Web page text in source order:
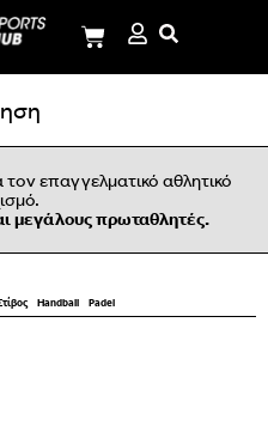
επαγγελματικό αθλητικό
μεγάλους πρωταθλητές.
Handball Padel